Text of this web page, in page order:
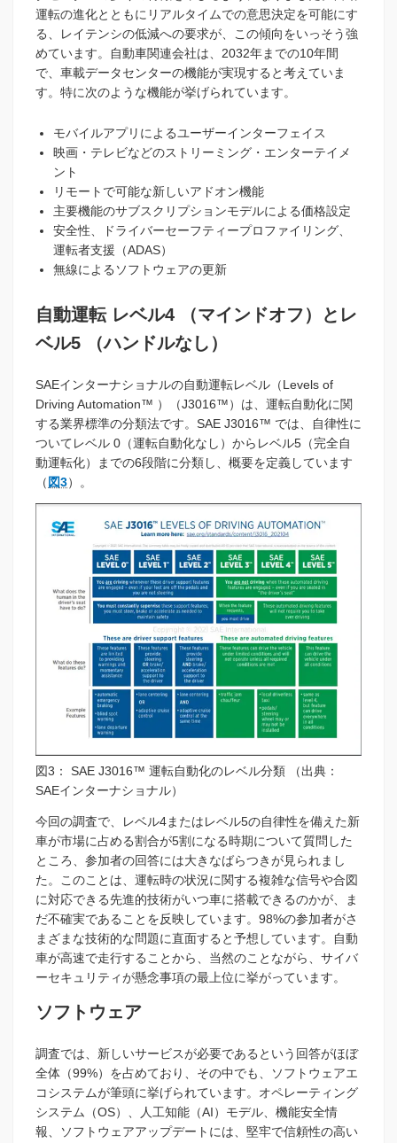
運転の進化とともにリアルタイムでの意思決定を可能にす
る、レイテンシの低減への要求が、この傾向をいっそう強
めています。自動車関連会社は、2032年までの10年間
で、車載データセンターの機能が実現すると考えていま
す。特に次のような機能が挙げられています。
モバイルアプリによるユーザーインターフェイス
映画・テレビなどのストリーミング・エンターテイメ
ント
リモートで可能な新しいアドオン機能
主要機能のサブスクリプションモデルによる価格設定
安全性、ドライバーセーフティープロファイリング、
運転者支援（ADAS）
無線によるソフトウェアの更新
自動運転 レベル4 （マインドオフ）とレ
ベル5 （ハンドルなし）
SAEインターナショナルの自動運転レベル（Levels of
Driving Automation™ ）（J3016™）は、運転自動化に関
する業界標準の分類法です。SAE J3016™ では、自律性に
ついてレベル 0（運転自動化なし）からレベル5（完全自
動運転化）までの6段階に分類し、概要を定義しています
（ 図3）。
図3： SAE J3016™ 運転自動化のレベル分類 （出典：
SAEインターナショナル）
今回の調査で、レベル4またはレベル5の自律性を備えた新
車が市場に占める割合が5割になる時期について質問した
ところ、参加者の回答には大きなばらつきが見られまし
た。このことは、運転時の状況に関する複雑な信号や合図
に対応できる先進的技術がいつ車に搭載できるのかが、ま
だ不確実であることを反映しています。98%の参加者がさ
まざまな技術的な問題に直面すると予想しています。自動
車が高速で走行することから、当然のことながら、サイバ
ーセキュリティが懸念事項の最上位に挙がっています。
ソフトウェア
調査では、新しいサービスが必要であるという回答がほぼ
全体（99%）を占めており、その中でも、ソフトウェアエ
コシステムが筆頭に挙げられています。オペレーティング
システム（OS）、人工知能（AI）モデル、機能安全情
報、ソフトウェアアップデートには、堅牢で信頼性の高い